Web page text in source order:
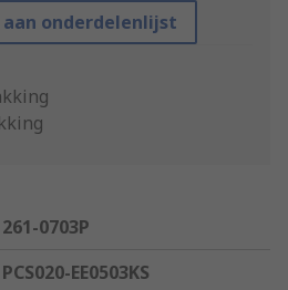
aan onderdelenlijst
261-0703P
PCS020-EE0503KS